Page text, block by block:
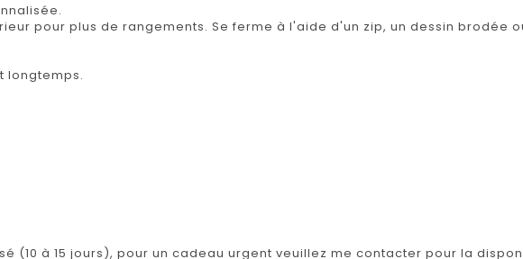
pour plus de rangements. Se ferme à l'aide d'un zip, un dessin brodée
longtemps.
(10 à 15 jours), pour un cadeau urgent veuillez me contacter pour la